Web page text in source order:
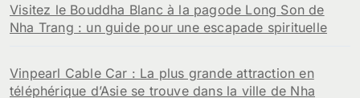
Visitez le Bouddha Blanc à la pagode Long Son de
Nha Trang : un guide pour une escapade spirituelle
Vinpearl Cable Car : La plus grande attraction en
téléphérique d’Asie se trouve dans la ville de Nha